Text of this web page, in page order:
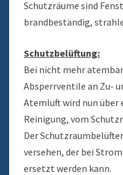
Schutzräume sind
brandbeständig,
Schutzbelüftung:
Bei nicht mehr
Absperrventile an Zu-
Atemluft wird nun über
Reinigung, vom
Der
versehen, der bei
ersetzt werden kann.